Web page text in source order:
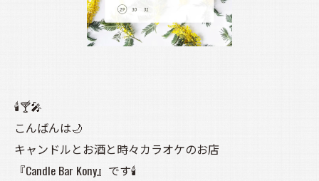
🕯️🍸🎤
こんばんは🌙
キャンドルとお酒と時々カラオケのお店
『Candle Bar Kony』です🕯️